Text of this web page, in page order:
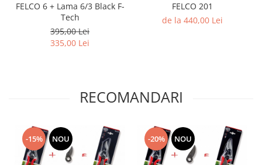
FELCO 6 + Lama 6/3 Black F-
Tech
395,00 Lei
335,00 Lei
FELCO 201
de la 440,00 Lei
RECOMANDARI
-15% NOU -20% NOU